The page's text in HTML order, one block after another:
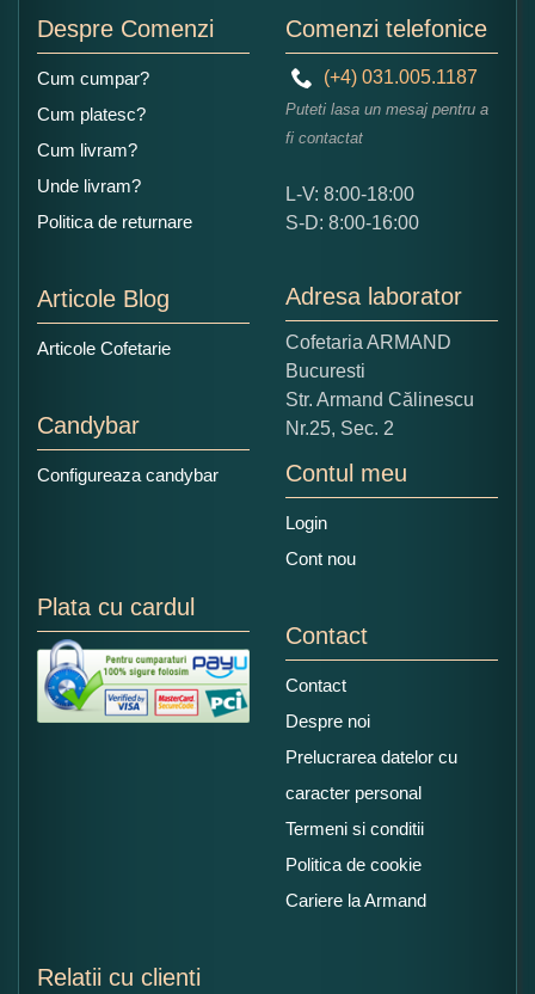
Despre Comenzi
Cum cumpar?
Cum platesc?
Cum livram?
Unde livram?
Politica de returnare
Articole Blog
Articole Cofetarie
Candybar
Configureaza candybar
Comenzi telefonice
(+4) 031.005.1187
Puteti lasa un mesaj pentru a
fi contactat
L-V: 8:00-18:00
S-D: 8:00-16:00
Adresa laborator
Cofetaria ARMAND
Bucuresti
Str. Armand Călinescu
Nr.25, Sec. 2
Contul meu
Login
Cont nou
Plata cu cardul
Contact
Contact
Despre noi
Prelucrarea datelor cu
caracter personal
Termeni si conditii
Politica de cookie
Cariere la Armand
Relatii cu clienti